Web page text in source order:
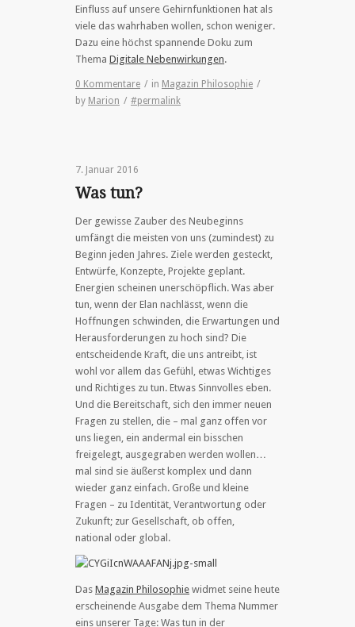
Einfluss auf unsere Gehirnfunktionen hat als
viele das wahrhaben wollen, schon weniger.
Dazu eine höchst spannende Doku zum
Thema Digitale Nebenwirkungen.
0 Kommentare / in Magazin Philosophie /
by Marion / #permalink
7. Januar 2016
Was tun?
Der gewisse Zauber des Neubeginns
umfängt die meisten von uns (zumindest) zu
Beginn jeden Jahres. Ziele werden gesteckt,
Entwürfe, Konzepte, Projekte geplant.
Energien scheinen unerschöpflich. Was aber
tun, wenn der Elan nachlässt, wenn die
Hoffnungen schwinden, die Erwartungen und
Herausforderungen zu hoch sind? Die
entscheidende Kraft, die uns antreibt, ist
wohl vor allem das Gefühl, etwas Wichtiges
und Richtiges zu tun. Etwas Sinnvolles eben.
Und die Bereitschaft, sich den immer neuen
Fragen zu stellen, die – mal ganz offen vor
uns liegen, ein andermal ein bisschen
freigelegt, ausgegraben werden wollen…
mal sind sie äußerst komplex und dann
wieder ganz einfach. Große und kleine
Fragen – zu Identität, Verantwortung oder
Zukunft; zur Gesellschaft, ob offen,
national oder global.
Das Magazin Philosophie widmet seine heute
erscheinende Ausgabe dem Thema Nummer
eins unserer Tage: Was tun in der